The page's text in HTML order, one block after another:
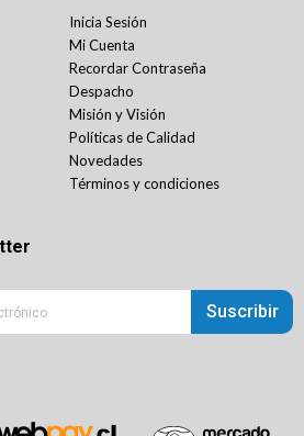
Inicia Sesión
Mi Cuenta
Recordar Contraseña
Despacho
Misión y Visión
Políticas de Calidad
Novedades
Términos y condiciones
Suscribir